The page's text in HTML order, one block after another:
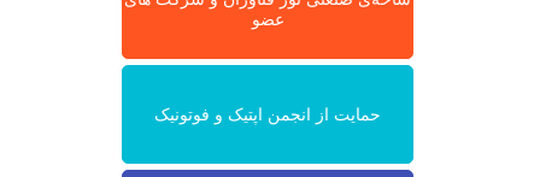
عضو
حمایت از انجمن اپتیک و فوتونیک